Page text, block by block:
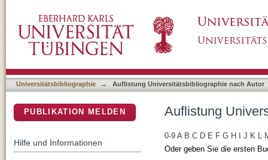
Universitätsbibliographie → Auflistung Universitätsbibliographie nach Autor
Auflistung
0-9 A B C D E F G H J K L
Oder geben Sie die ersten
PUBLIKATION MELDEN
Hilfe und Informationen